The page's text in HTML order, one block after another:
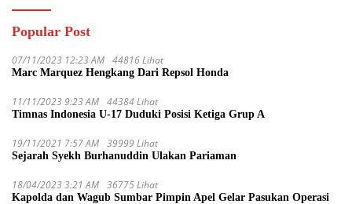
Popular Post
07/11/2023 12:23 AM 44816 Lihat
Marc Marquez Hengkang Dari Repsol Honda
11/11/2023 9:23 AM 44384 Lihat
Timnas Indonesia U-17 Duduki Posisi Ketiga Grup A
19/11/2021 7:57 AM 39999 Lihat
Sejarah Syekh Burhanuddin Ulakan Pariaman
18/04/2023 3:21 AM 36775 Lihat
Kapolda dan Wagub Sumbar Pimpin Apel Gelar Pasukan Operasi